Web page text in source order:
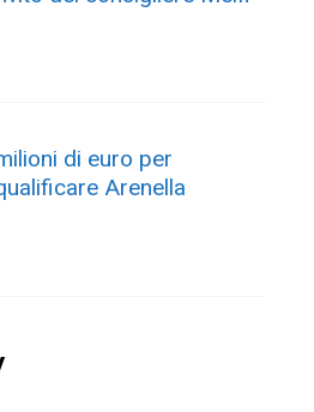
di euro per
Arenella